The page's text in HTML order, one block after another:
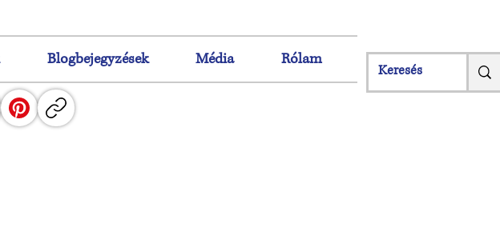
Blogbejegyzések Média Rólam